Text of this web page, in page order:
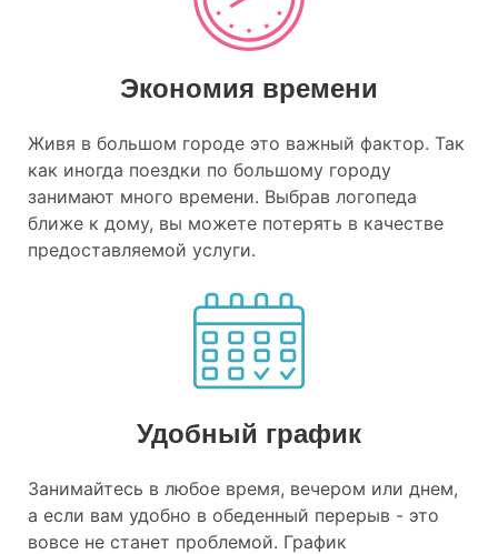
Экономия времени
Живя в большом городе это важный фактор. Так
как иногда поездки по большому городу
занимают много времени. Выбрав логопеда
ближе к дому, вы можете потерять в качестве
предоставляемой услуги.
Удобный график
Занимайтесь в любое время, вечером или днем,
а если вам удобно в обеденный перерыв - это
вовсе не станет проблемой. График